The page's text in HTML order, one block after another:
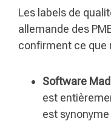
Les labels de
allemande des
confirment ce que
Software
est
est